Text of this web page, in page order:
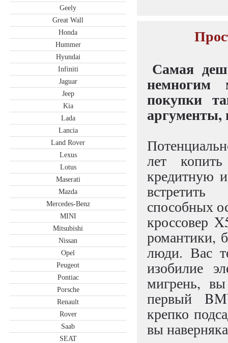
Geely
Great Wall
Honda
Hummer
Hyundai
Infiniti
Jaguar
Jeep
Kia
Lada
Lancia
Land Rover
Lexus
Lotus
Maserati
Mazda
Mercedes-Benz
MINI
Mitsubishi
Nissan
Opel
Peugeot
Pontiac
Porsche
Renault
Rover
Saab
SEAT
Самая
немногим
покупки
аргументы,
лет
кредитную
способных
кроссовер
романтики,
люди. Вас
изобилие
мигрень,
первый
крепко
вы